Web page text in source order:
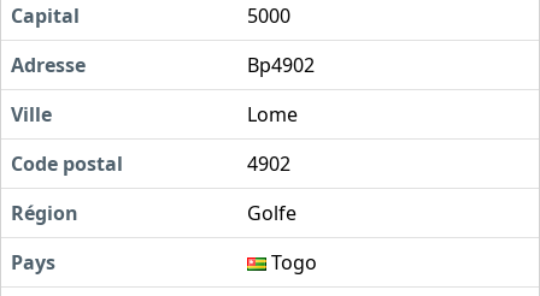
Capital
5000
Adresse
Bp4902
Ville
Lome
Code postal
4902
Région
Golfe
Pays
Togo